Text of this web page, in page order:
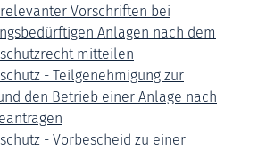
Vorschriften bei
Anlagen nach dem
mitteilen
- Teilgenehmigung zur
den Betrieb einer Anlage nach
- Vorbescheid zu einer